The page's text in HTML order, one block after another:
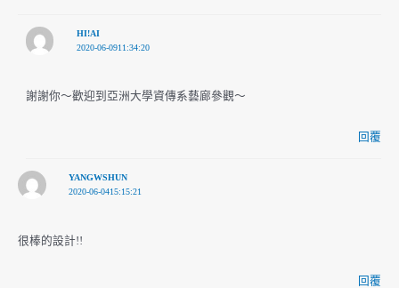
HI!AI
2020-06-0911:34:20
謝謝你～歡迎到亞洲大學資傳系藝廊參觀～
回覆
YANGWSHUN
2020-06-0415:15:21
很棒的設計!!
回覆